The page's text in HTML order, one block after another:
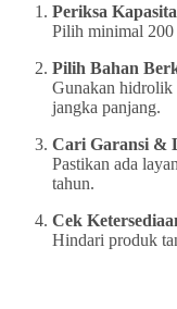
Periksa
Pilih minimal 200
Pilih Bahan
Gunakan hidrolik
jangka panjang.
Cari Garansi &
Pastikan ada
tahun.
Cek
Hindari produk